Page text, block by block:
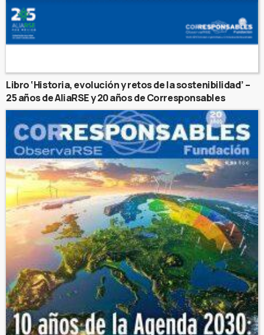
Libro ‘Historia, evolución y retos de la sostenibilidad’ –
25 años de AliaRSE y 20 años de Corresponsables